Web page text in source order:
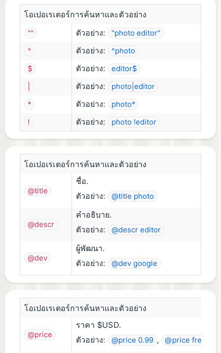
โอเปอเรเตอร์การค้นหาและตัวอย่าง
"" ตัวอย่าง:
"photo editor"
^
ตัวอย่าง:
^photo
$
ตัวอย่าง:
editor$
ตัวอย่าง:
photo|editor
*
ตัวอย่าง:
photo*
!
ตัวอย่าง: photo !editor
โอเปอเรเตอร์การค้นหาและตัวอย่าง
@title
ชื่อ.
ตัวอย่าง:
@title photo
@descr
คำอธิบาย.
ตัวอย่าง:
@descr editor
@dev
ผู้พัฒนา.
ตัวอย่าง:
@dev google
โอเปอเรเตอร์การค้นหาและตัวอย่าง
@price
ราคา $USD.
ตัวอย่าง:
@price 0.99 , @price free